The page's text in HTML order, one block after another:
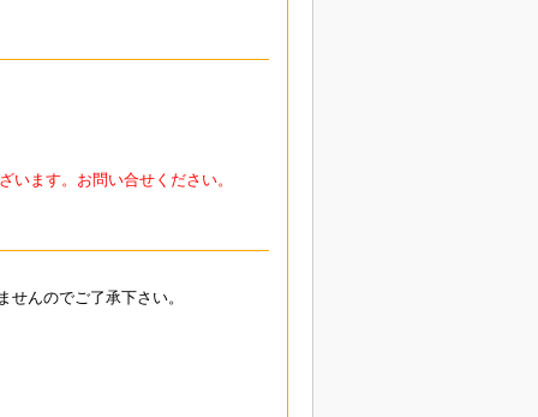
います。お問い合せください。
んのでご了承下さい。